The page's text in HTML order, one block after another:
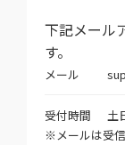
下記メール
す。
メール
受付時間
土
※メールは受